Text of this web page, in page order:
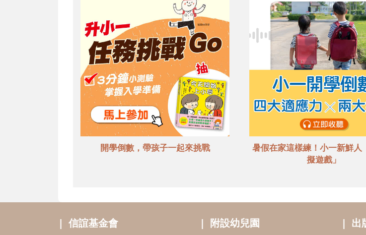
開學倒數，帶孩子一起來挑戰
暑假在家這樣練！小一新鮮人
擬遊戲」
信誼基金會 附設幼兒園 出